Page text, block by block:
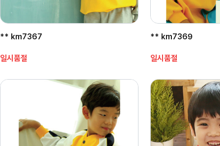
** km7367
일시품절
** km7369
일시품절